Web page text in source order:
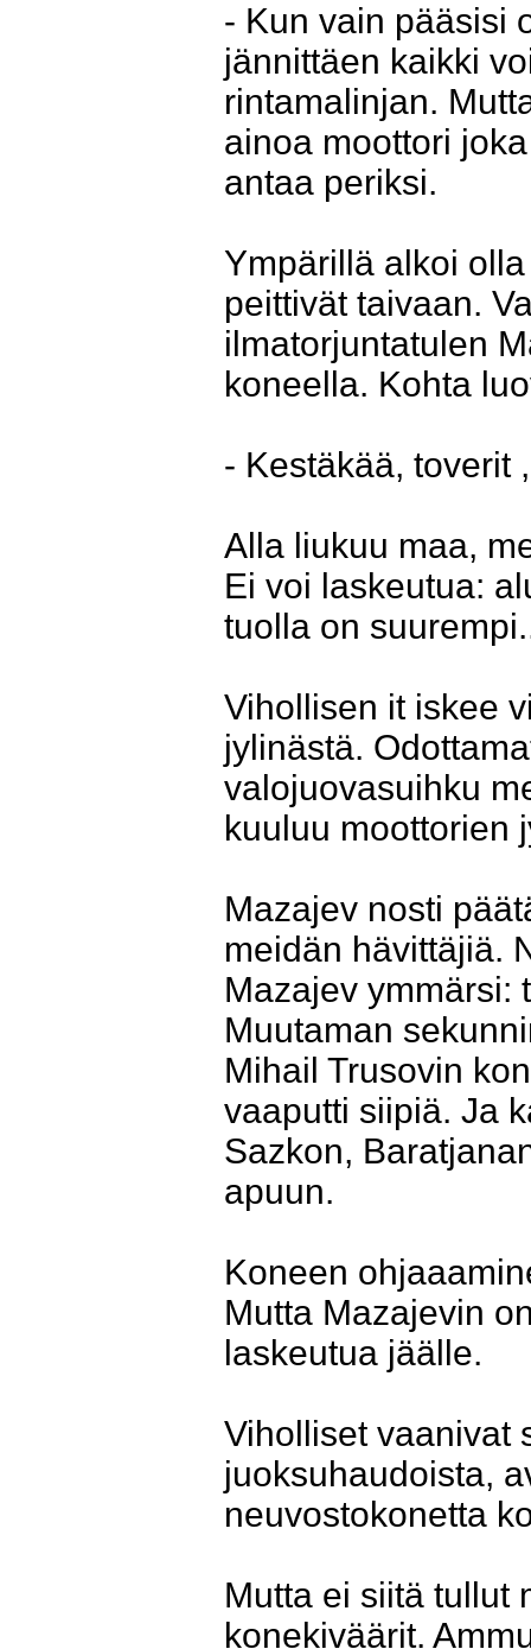
- Kun vain pääsisi
jännittäen kaikki
rintamalinjan.
ainoa moottori
antaa periksi.
Ympärillä alkoi
peittivät taivaan.
ilmatorjuntatulen
koneella. Kohta
- Kestäkää, toverit
Alla liukuu maa,
Ei voi laskeutua:
tuolla on
Vihollisen it iskee
jylinästä.
valojuovasuihku
kuuluu moottorien
Mazajev nosti
meidän hävittäjiä.
Mazajev ymmärsi:
Muutaman
Mihail Trusovin
vaaputti siipiä. Ja
Sazkon,
apuun.
Koneen
Mutta Mazajevin
laskeutua jäälle.
Viholliset vaanivat
juoksuhaudoista,
neuvostokonetta
Mutta ei siitä tullut
konekiväärit.